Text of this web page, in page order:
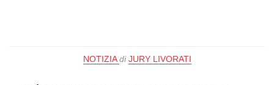
NOTIZIA di JURY LIVORATI